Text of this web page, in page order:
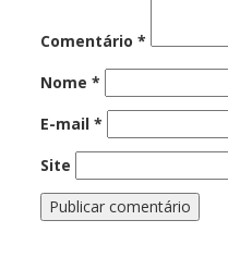
Comentário *
Nome *
E-mail *
Site